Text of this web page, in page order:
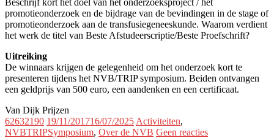
promotieonderzoek en de bijdrage van de bevindingen in de stage of
promotieonderzoek aan de transfusiegeneeskunde. Waarom verdient
het werk de titel van Beste Afstudeerscriptie/Beste Proefschrift?
Uitreiking
De winnaars krijgen de gelegenheid om het onderzoek kort te
presenteren tijdens het NVB/TRIP symposium. Beiden ontvangen
een geldprijs van 500 euro, een aandenken en een certificaat.
Van Dijk Prijzen
62632190 19/11/201716/07/2025 Activiteiten,
NVBTRIPSymposium, Over de NVB Geen reacties